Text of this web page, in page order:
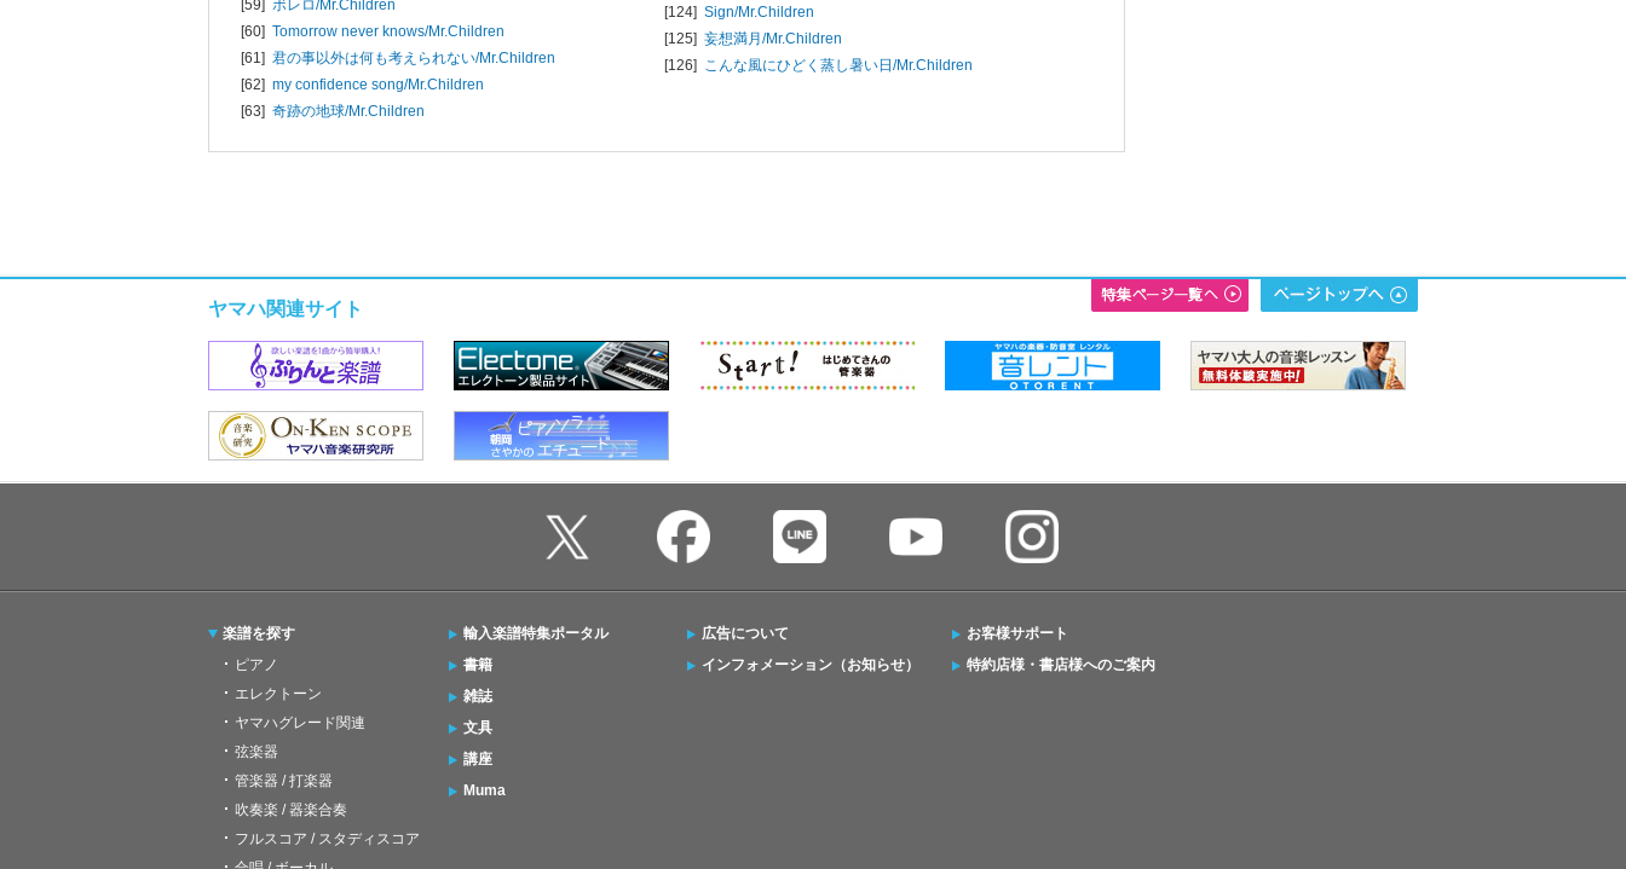
[59] ボレロ/Mr.Children
[60] Tomorrow never knows/Mr.Children
[61] 君の事以外は何も考えられない/Mr.Children
[62] my confidence song/Mr.Children
[63] 奇跡の地球/Mr.Children
[124] Sign/Mr.Children
[125] 妄想満月/Mr.Children
[126] こんな風にひどく蒸し暑い日/Mr.Children
ヤマハ関連サイト
楽譜を探す
ピアノ
エレクトーン
ヤマハグレード関連
弦楽器
管楽器 / 打楽器
吹奏楽 / 器楽合奏
フルスコア / スタディスコア
輸入楽譜特集ポータル
書籍
雑誌
文具
講座
Muma
広告について
インフォメーション（お知らせ）
お客様サポート
特約店様・書店様へのご案内